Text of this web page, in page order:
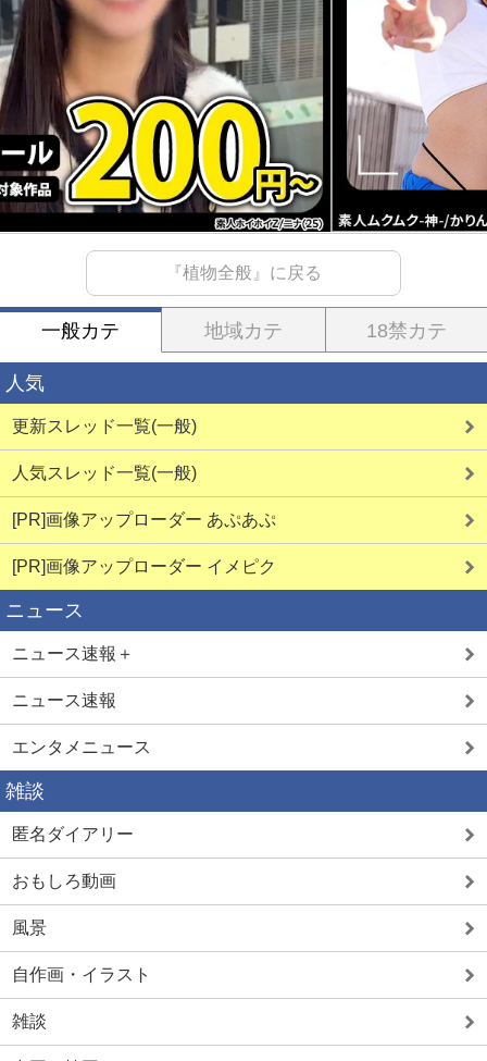
『植物全般』に戻る
一般カテ 地域カテ 18禁カテ
人気
更新スレッド一覧(一般)
人気スレッド一覧(一般)
[PR]画像アップローダー あぷあぷ
[PR]画像アップローダー イメピク
ニュース
ニュース速報＋
ニュース速報
エンタメニュース
雑談
匿名ダイアリー
おもしろ動画
風景
自作画・イラスト
雑談